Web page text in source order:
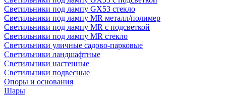
Светильники под лампу GX53 стекло
Светильники под лампу MR металл/полимер
Светильники под лампу MR с подсветкой
Светильники под лампу MR стекло
Светильники уличные садово-парковые
Светильники ландшафтные
Светильники настенные
Светильники подвесные
Опоры и основания
Шары